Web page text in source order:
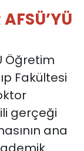
Öğretim
Fakültesi
gerçeği
ana